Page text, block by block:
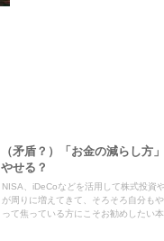
（矛盾？）「お金の減らし方
やせる？
NISA、iDeCoなどを活用して株式投資
が周りに増えてきて、そろそろ自分も
って焦っている方にこそお勧めしたい本